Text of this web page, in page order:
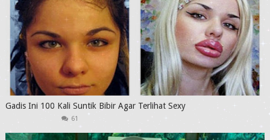
Gadis Ini 100 Kali Suntik Bibir Agar Terlihat Sexy
61